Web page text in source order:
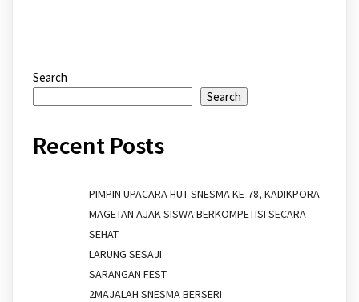
Search
Search
Recent Posts
PIMPIN UPACARA HUT SNESMA KE-78, KADIKPORA
MAGETAN AJAK SISWA BERKOMPETISI SECARA
SEHAT
LARUNG SESAJI
SARANGAN FEST
2MAJALAH SNESMA BERSERI